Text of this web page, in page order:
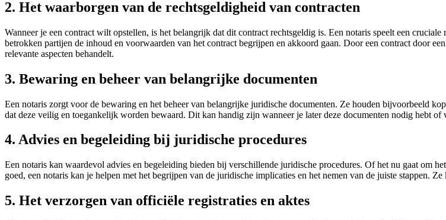
2. Het waarborgen van de rechtsgeldigheid van contracten
Wanneer je een contract wilt opstellen, is het belangrijk dat dit contract rechtsgeldig is. Een notaris speelt een
betrokken partijen de inhoud en voorwaarden van het contract begrijpen en akkoord gaan. Door een contract door
relevante aspecten behandelt.
3. Bewaring en beheer van belangrijke documenten
Een notaris zorgt voor de bewaring en het beheer van belangrijke juridische documenten. Ze houden bijvoorbeeld
dat deze veilig en toegankelijk worden bewaard. Dit kan handig zijn wanneer je later deze documenten nodig hebt of
4. Advies en begeleiding bij juridische procedures
Een notaris kan waardevol advies en begeleiding bieden bij verschillende juridische procedures. Of het nu gaat om
goed, een notaris kan je helpen met het begrijpen van de juridische implicaties en het nemen van de juiste stappen.
5. Het verzorgen van officiële registraties en aktes